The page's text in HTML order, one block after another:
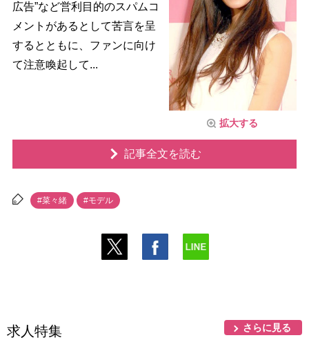
拡大する
広告”など営利目的のスパムコ
メントがあるとして苦言を呈
するとともに、ファンに向け
て注意喚起して...
記事全文を読む
#菜々緒 #モデル
求人特集 さらに見る